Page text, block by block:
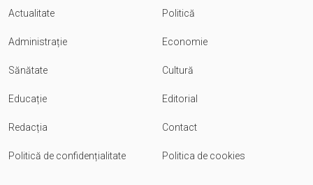
Actualitate Politică
Administrație Economie
Sănătate Cultură
Educație Editorial
Redacția Contact
Politică de confidențialitate Politica de cookies